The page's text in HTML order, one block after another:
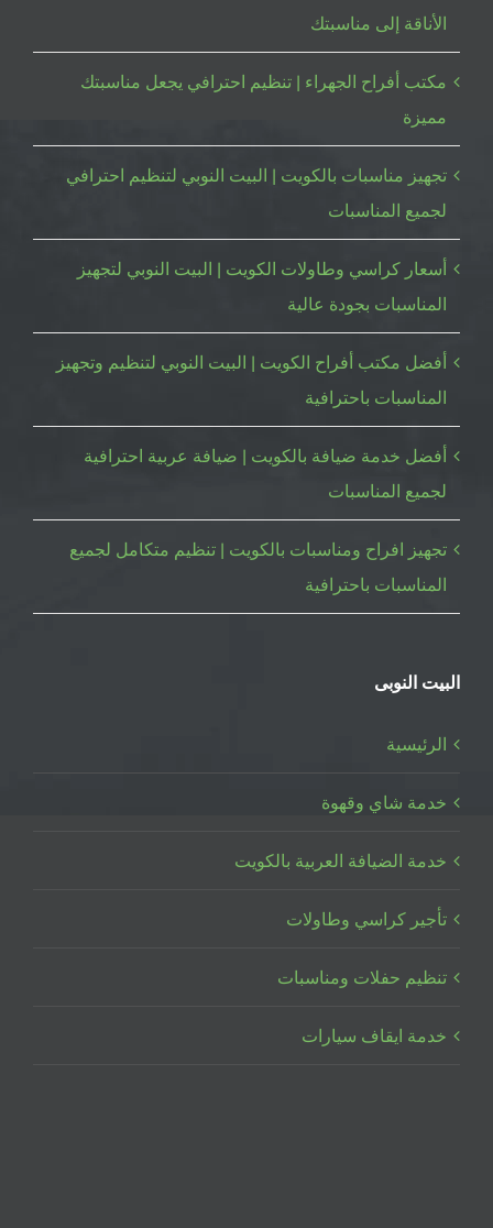
الأناقة إلى مناسبتك
مكتب أفراح الجهراء | تنظيم احترافي يجعل مناسبتك
مميزة
تجهيز مناسبات بالكويت | البيت النوبي لتنظيم احترافي
لجميع المناسبات
أسعار كراسي وطاولات الكويت | البيت النوبي لتجهيز
المناسبات بجودة عالية
أفضل مكتب أفراح الكويت | البيت النوبي لتنظيم وتجهيز
المناسبات باحترافية
أفضل خدمة ضيافة بالكويت | ضيافة عربية احترافية
لجميع المناسبات
تجهيز افراح ومناسبات بالكويت | تنظيم متكامل لجميع
المناسبات باحترافية
البيت النوبى
الرئيسية
خدمة شاي وقهوة
خدمة الضيافة العربية بالكويت
تأجير كراسي وطاولات
تنظيم حفلات ومناسبات
خدمة ايقاف سيارات